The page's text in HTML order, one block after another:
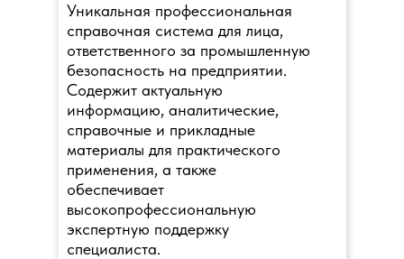
Уникальная профессиональная
справочная система для лица,
ответственного за промышленную
безопасность на предприятии.
Содержит актуальную
информацию, аналитические,
справочные и прикладные
материалы для практического
применения, а также
обеспечивает
высокопрофессиональную
экспертную поддержку
специалиста.